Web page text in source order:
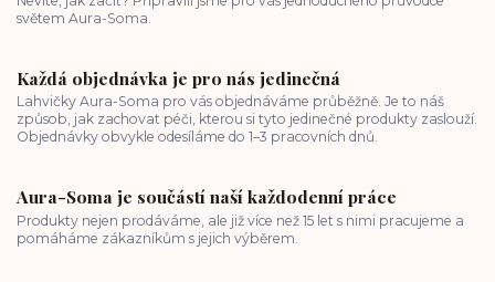
světem Aura-Soma.
Každá objednávka je pro nás jedinečná
Lahvičky Aura-Soma pro vás objednáváme průběžně. Je to náš
způsob, jak zachovat péči, kterou si tyto jedinečné produkty zaslouží.
Objednávky obvykle odesíláme do 1–3 pracovních dnů.
Aura-Soma je součástí naší každodenní práce
Produkty nejen prodáváme, ale již více než 15 let s nimi pracujeme a
pomáháme zákazníkům s jejich výběrem.